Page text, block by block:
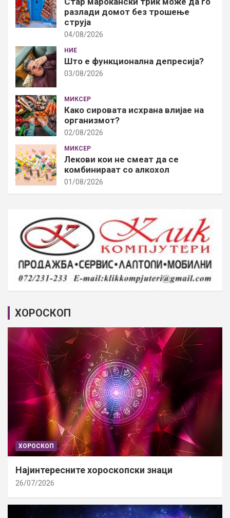
разлади домот без трошење
струја
04/08/2026
НИЕ
Што е функционална депресија?
03/08/2026
МИКСЕР
Како сировата исхрана влијае на
организмот?
02/08/2026
МИКСЕР
Лекови кои не смеат да се
комбинираат со алкохол
01/08/2026
ХОРОСКОП
ХОРОСКОП
Најинтересните хороскопски знаци
26/07/2026